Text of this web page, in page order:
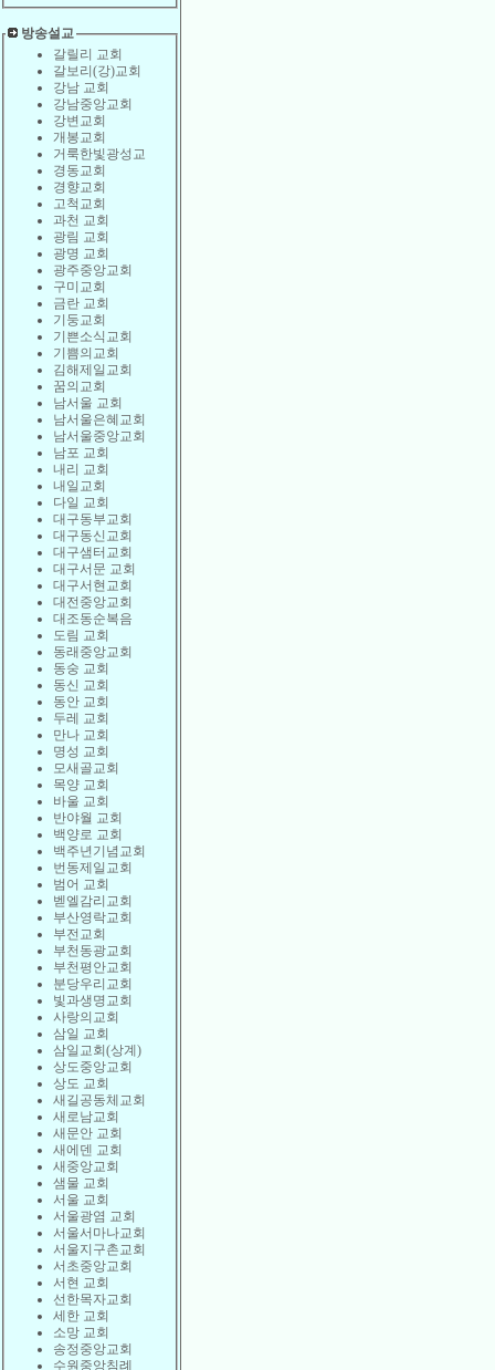
방송설교
갈릴리 교회
갈보리(강)교회
강남 교회
강남중앙교회
강변교회
개봉교회
거룩한빛광성교
경동교회
경향교회
고척교회
과천 교회
광림 교회
광명 교회
광주중앙교회
구미교회
금란 교회
기둥교회
기쁜소식교회
기쁨의교회
김해제일교회
꿈의교회
남서울 교회
남서울은혜교회
남서울중앙교회
남포 교회
내리 교회
내일교회
다일 교회
대구동부교회
대구동신교회
대구샘터교회
대구서문 교회
대구서현교회
대전중앙교회
대조동순복음
도림 교회
동래중앙교회
동숭 교회
동신 교회
동안 교회
두레 교회
만나 교회
명성 교회
모새골교회
목양 교회
바울 교회
반야월 교회
백양로 교회
백주년기념교회
번동제일교회
범어 교회
벧엘감리교회
부산영락교회
부전교회
부천동광교회
부천평안교회
분당우리교회
빛과생명교회
사랑의교회
삼일 교회
삼일교회(상계)
상도중앙교회
상도 교회
새길공동체교회
새로남교회
새문안 교회
새에덴 교회
새중앙교회
샘물 교회
서울 교회
서울광염 교회
서울서마나교회
서울지구촌교회
서초중앙교회
서현 교회
선한목자교회
세한 교회
소망 교회
송정중앙교회
수원중앙침례